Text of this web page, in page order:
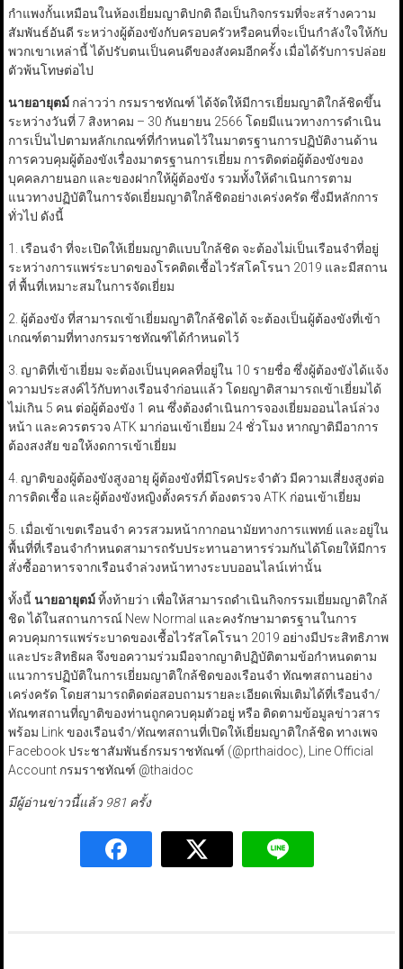
กำแพงกั้นเหมือนในห้องเยี่ยมญาติปกติ ถือเป็นกิจกรรมที่จะสร้างความ
สัมพันธ์อันดี ระหว่างผู้ต้องขังกับครอบครัวหรือคนที่จะเป็นกำลังใจให้กับ
พวกเขาเหล่านี้ ได้ปรับตนเป็นคนดีของสังคมอีกครั้ง เมื่อได้รับการปล่อย
ตัวพ้นโทษต่อไป
นายอายุตม์กล่าวว่า กรมราชทัณฑ์ ได้จัดให้มีการเยี่ยมญาติใกล้ชิดขึ้น
ระหว่างวันที่ 7 สิงหาคม – 30 กันยายน 2566 โดยมีแนวทางการดำเนิน
การเป็นไปตามหลักเกณฑ์ที่กำหนดไว้ในมาตรฐานการปฏิบัติงานด้าน
การควบคุมผู้ต้องขังเรื่องมาตรฐานการเยี่ยม การติดต่อผู้ต้องขังของ
บุคคลภายนอก และของฝากให้ผู้ต้องขัง รวมทั้งให้ดำเนินการตาม
แนวทางปฏิบัติในการจัดเยี่ยมญาติใกล้ชิดอย่างเคร่งครัด ซึ่งมีหลักการ
ทั่วไป ดังนี้
1. เรือนจำ ที่จะเปิดให้เยี่ยมญาติแบบใกล้ชิด จะต้องไม่เป็นเรือนจำที่อยู่
ระหว่างการแพร่ระบาดของโรคติดเชื้อไวรัสโคโรนา 2019 และมีสถาน
ที่ พื้นที่เหมาะสมในการจัดเยี่ยม
2. ผู้ต้องขัง ที่สามารถเข้าเยี่ยมญาติใกล้ชิดได้ จะต้องเป็นผู้ต้องขังที่เข้า
เกณฑ์ตามที่ทางกรมราชทัณฑ์ได้กำหนดไว้
3. ญาติที่เข้าเยี่ยม จะต้องเป็นบุคคลที่อยู่ใน 10 รายชื่อ ซึ่งผู้ต้องขังได้แจ้ง
ความประสงค์ไว้กับทางเรือนจำก่อนแล้ว โดยญาติสามารถเข้าเยี่ยมได้
ไม่เกิน 5 คน ต่อผู้ต้องขัง 1 คน ซึ่งต้องดำเนินการจองเยี่ยมออนไลน์ล่วง
หน้า และควรตรวจ ATK มาก่อนเข้าเยี่ยม 24 ชั่วโมง หากญาติมีอาการ
ต้องสงสัย ขอให้งดการเข้าเยี่ยม
4. ญาติของผู้ต้องขังสูงอายุ ผู้ต้องขังที่มีโรคประจำตัว มีความเสี่ยงสูงต่อ
การติดเชื้อ และผู้ต้องขังหญิงตั้งครรภ์ ต้องตรวจ ATK ก่อนเข้าเยี่ยม
5. เมื่อเข้าเขตเรือนจำ ควรสวมหน้ากากอนามัยทางการแพทย์ และอยู่ใน
พื้นที่ที่เรือนจำกำหนดสามารถรับประทานอาหารร่วมกันได้โดยให้มีการ
สั่งซื้ออาหารจากเรือนจำล่วงหน้าทางระบบออนไลน์เท่านั้น
ทั้งนี้นายอายุตม์ทิ้งท้ายว่า เพื่อให้สามารถดำเนินกิจกรรมเยี่ยมญาติใกล้
ชิด ได้ในสถานการณ์ New Normal และคงรักษามาตรฐานในการ
ควบคุมการแพร่ระบาดของเชื้อไวรัสโคโรนา 2019 อย่างมีประสิทธิภาพ
และประสิทธิผล จึงขอความร่วมมือจากญาติปฏิบัติตามข้อกำหนดตาม
แนวการปฏิบัติในการเยี่ยมญาติใกล้ชิดของเรือนจำ ทัณฑสถานอย่าง
เคร่งครัด โดยสามารถติดต่อสอบถามรายละเอียดเพิ่มเติมได้ที่เรือนจำ/
ทัณฑสถานที่ญาติของท่านถูกควบคุมตัวอยู่ หรือ ติดตามข้อมูลข่าวสาร
พร้อม Link ของเรือนจำ/ทัณฑสถานที่เปิดให้เยี่ยมญาติใกล้ชิด ทางเพจ
Facebook ประชาสัมพันธ์กรมราชทัณฑ์ (@prthaidoc), Line Official
Account กรมราชทัณฑ์ @thaidoc
มีผู้อ่านข่าวนี้แล้ว 981 ครั้ง